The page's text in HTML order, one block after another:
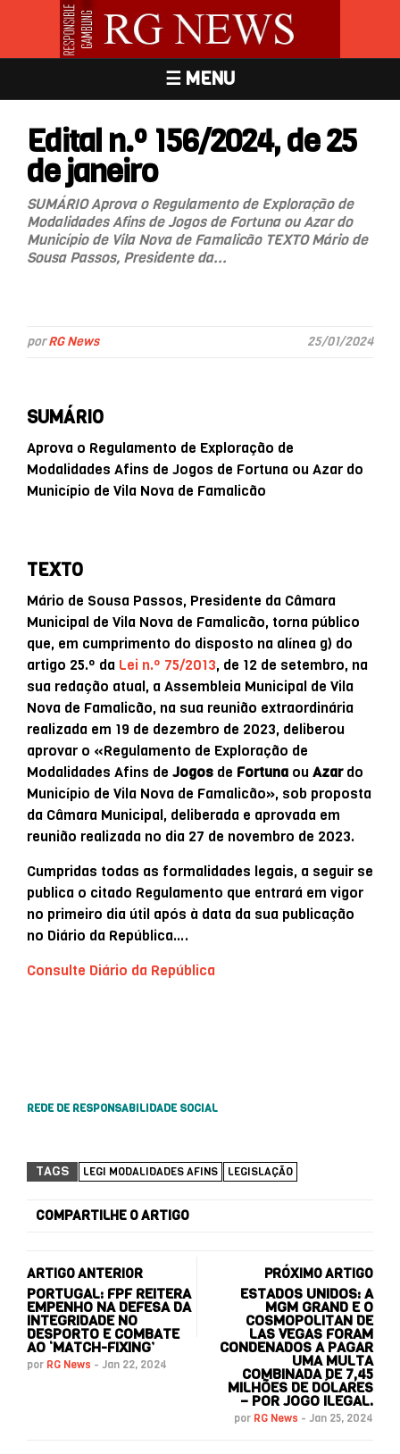
☰ MENU
Edital n.º 156/2024, de 25
de janeiro
SUMÁRIO Aprova o Regulamento de Exploração de
Modalidades Afins de Jogos de Fortuna ou Azar do
Município de Vila Nova de Famalicão TEXTO Mário de
Sousa Passos, Presidente da...
porRG News 25/01/2024
SUMÁRIO
Aprova o Regulamento de Exploração de
Modalidades Afins de Jogos de Fortuna ou Azar do
Município de Vila Nova de Famalicão
TEXTO
Mário de Sousa Passos, Presidente da Câmara
Municipal de Vila Nova de Famalicão, torna público
que, em cumprimento do disposto na alínea g) do
artigo 25.º da Lei n.º 75/2013, de 12 de setembro, na
sua redação atual, a Assembleia Municipal de Vila
Nova de Famalicão, na sua reunião extraordinária
realizada em 19 de dezembro de 2023, deliberou
aprovar o «Regulamento de Exploração de
Modalidades Afins de Jogos de Fortuna ou Azardo
Município de Vila Nova de Famalicão», sob proposta
da Câmara Municipal, deliberada e aprovada em
reunião realizada no dia 27 de novembro de 2023.
Cumpridas todas as formalidades legais, a seguir se
publica o citado Regulamento que entrará em vigor
no primeiro dia útil após à data da sua publicação
no Diário da República….
Consulte Diário da República
REDE DE RESPONSABILIDADE SOCIAL
TAGS LEGI MODALIDADES AFINS LEGISLAÇÃO
COMPARTILHE O ARTIGO
ARTIGO ANTERIOR
PORTUGAL: FPF REITERA
EMPENHO NA DEFESA DA
INTEGRIDADE NO
DESPORTO E COMBATE
AO ‘MATCH-FIXING’
por RG News - Jan 22, 2024
PRÓXIMO ARTIGO
ESTADOS UNIDOS: A
MGM GRAND E O
COSMOPOLITAN DE
LAS VEGAS FORAM
CONDENADOS A PAGAR
UMA MULTA
COMBINADA DE 7,45
MILHÕES DE DÓLARES
– POR JOGO ILEGAL.
por RG News - Jan 25, 2024